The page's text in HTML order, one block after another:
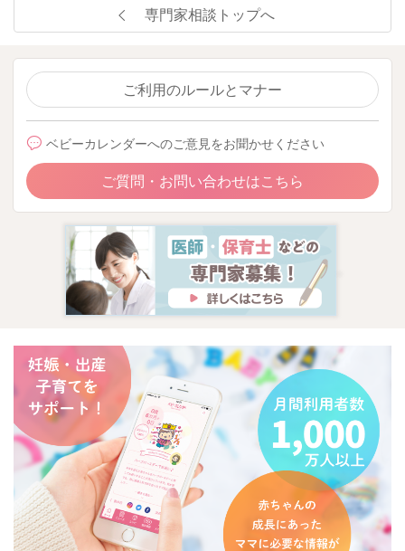
専門家相談トップへ
ご利用のルールとマナー
ベビーカレンダーへのご意見をお聞かせください
ご質問・お問い合わせはこちら